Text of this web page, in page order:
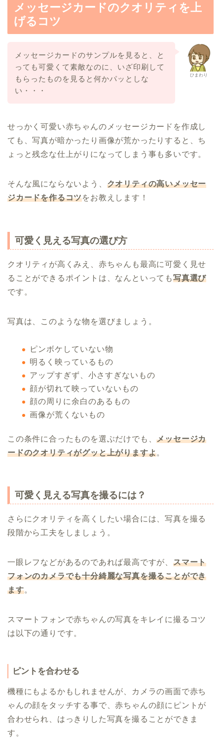
メッセージカードのクオリティを上
げるコツ
ひまわり
メッセージカードのサンプルを見ると、と
っても可愛くて素敵なのに、いざ印刷して
もらったものを見ると何かパッとしな
い・・・
せっかく可愛い赤ちゃんのメッセージカードを作成し
ても、写真が暗かったり画像が荒かったりすると、ち
ょっと残念な仕上がりになってしまう事も多いです。
そんな風にならないよう、 クオリティの高いメッセー
ジカードを作るコツをお教えします！
可愛く見える写真の選び方
クオリティが高くみえ、赤ちゃんも最高に可愛く見せ
ることができるポイントは、なんといっても写真選び
です。
写真は、このような物を選びましょう。
ピンボケしていない物
明るく映っているもの
アップすぎず、小さすぎないもの
顔が切れて映っていないもの
顔の周りに余白のあるもの
画像が荒くないもの
この条件に合ったものを選ぶだけでも、メッセージカ
ードのクオリティがグッと上がりますよ。
可愛く見える写真を撮るには？
さらにクオリティを高くしたい場合には、写真を撮る
段階から工夫をしましょう。
一眼レフなどがあるのであれば最高ですが、 スマート
フォンのカメラでも十分綺麗な写真を撮ることができ
ます。
スマートフォンで赤ちゃんの写真をキレイに撮るコツ
は以下の通りです。
ピントを合わせる
機種にもよるかもしれませんが、カメラの画面で赤ち
ゃんの顔をタッチする事で、赤ちゃんの顔にピントが
合わせられ、はっきりした写真を撮ることができま
す。